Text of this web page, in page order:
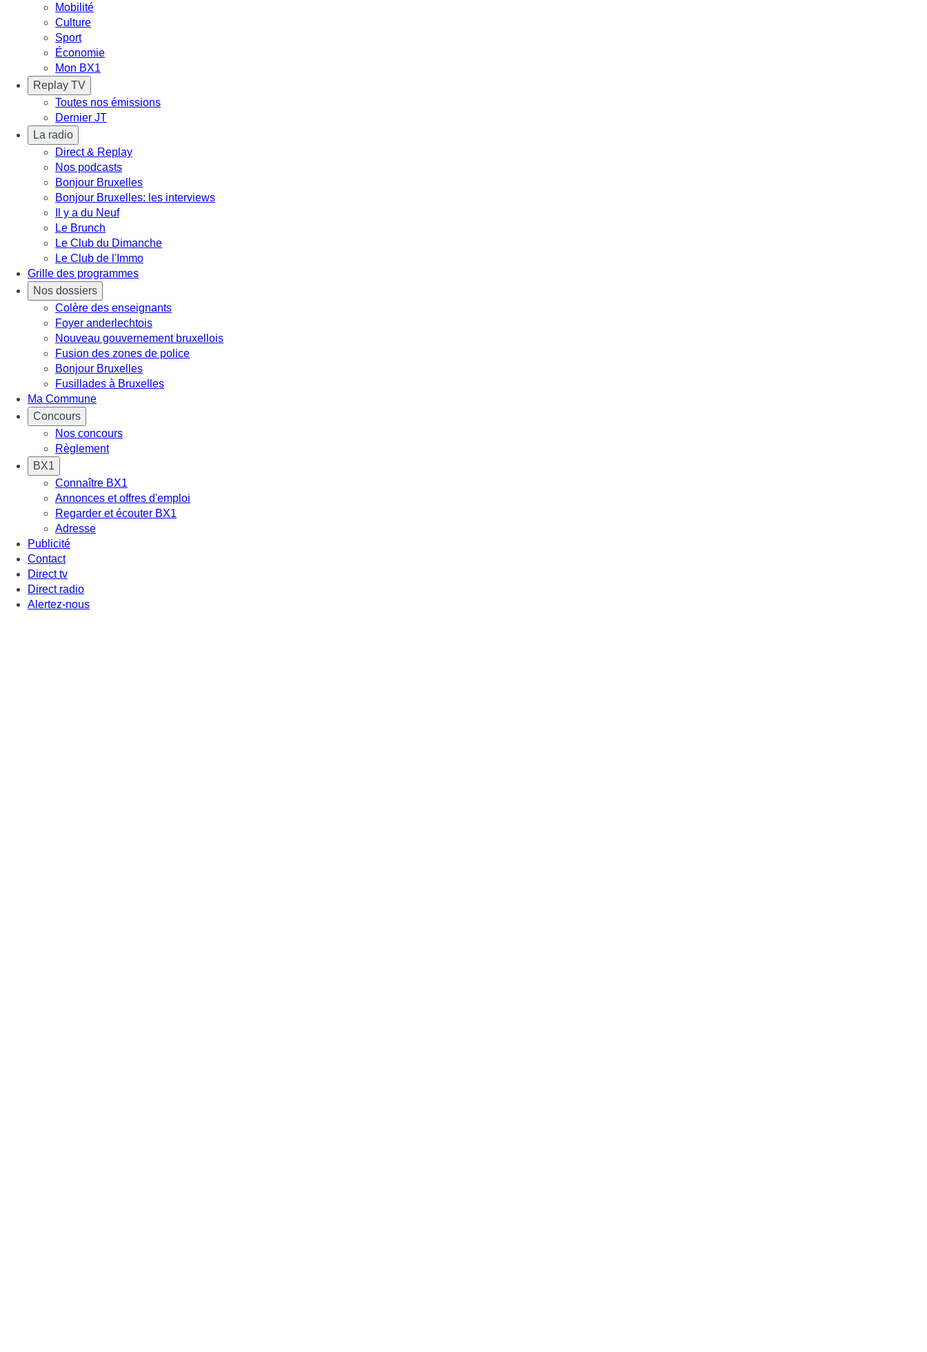
Mobilité
Culture
Sport
Économie
Mon BX1
Replay TV
Toutes nos émissions
Dernier JT
La radio
Direct & Replay
Nos podcasts
Bonjour Bruxelles
Bonjour Bruxelles: les interviews
Il y a du Neuf
Le Brunch
Le Club du Dimanche
Le Club de l'Immo
Grille des programmes
Nos dossiers
Colère des enseignants
Foyer anderlechtois
Nouveau gouvernement bruxellois
Fusion des zones de police
Bonjour Bruxelles
Fusillades à Bruxelles
Ma Commune
Concours
Nos concours
Règlement
BX1
Connaître BX1
Annonces et offres d'emploi
Regarder et écouter BX1
Adresse
Publicité
Contact
Direct tv
Direct radio
Alertez-nous